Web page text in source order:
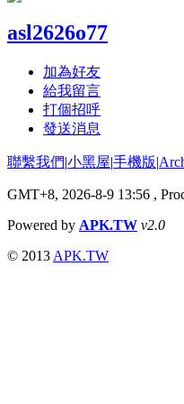
asl2626o77
加為好友
給我留言
打個招呼
發送消息
聯繫我們|小黑屋|手機版|
GMT+8, 2026-8-9 13:56 ,
Powered by APK.TW v2.0
© 2013 APK.TW